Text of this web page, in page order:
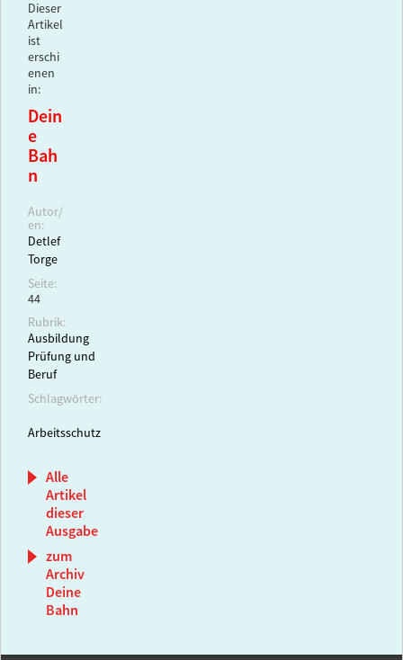
Dieser
Artikel
ist
erschi
enen
in:
Dein
e
Bah
n
Autor/
en:
Detlef
Torge
Seite:
44
Rubrik:
Ausbildung
Prüfung und
Beruf
Schlagwörter:
Arbeitsschutz
Alle
Artikel
dieser
Ausgabe
zum
Archiv
Deine
Bahn